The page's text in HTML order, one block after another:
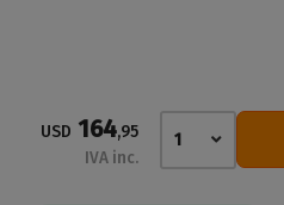
USD 164,95
IVA inc.
1